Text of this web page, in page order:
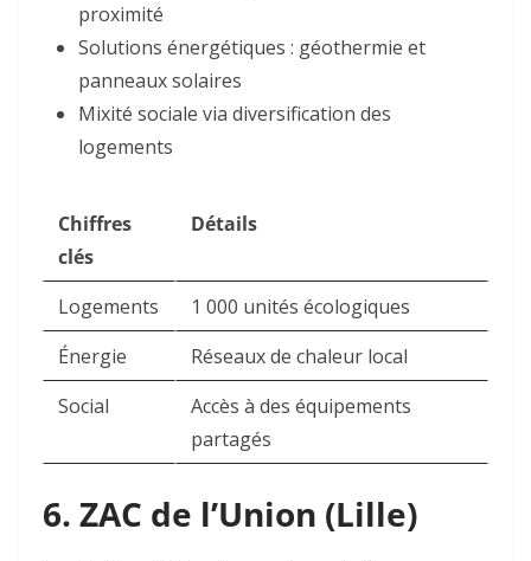
proximité
Solutions énergétiques : géothermie et
panneaux solaires
Mixité sociale via diversification des
logements
Chiffres
clés
Détails
Logements
1 000 unités écologiques
Énergie
Réseaux de chaleur local
Social
Accès à des équipements
partagés
6. ZAC de l’Union (Lille)